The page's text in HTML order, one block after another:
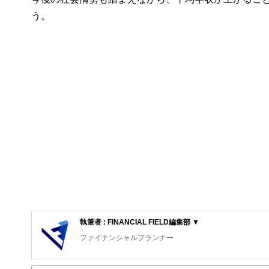
う。
執筆者 : FINANCIAL FIELD編集部 ▼
ファイナンシャルプランナー
FinancialField編集部は、金融、経済に関する記事を、日